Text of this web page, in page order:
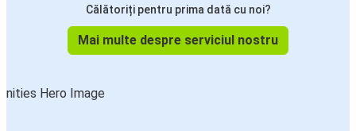
Călătoriți pentru prima dată cu noi?
Mai multe despre serviciul nostru